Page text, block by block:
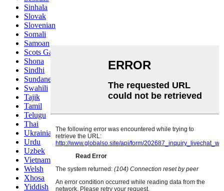
Sinhala
Slovak
Slovenian
Somali
Samoan
Scots Gaelic
Shona
Sindhi
Sundanese
Swahili
Tajik
Tamil
Telugu
Thai
Ukrainian
Urdu
Uzbek
Vietnamese
Welsh
Xhosa
Yiddish